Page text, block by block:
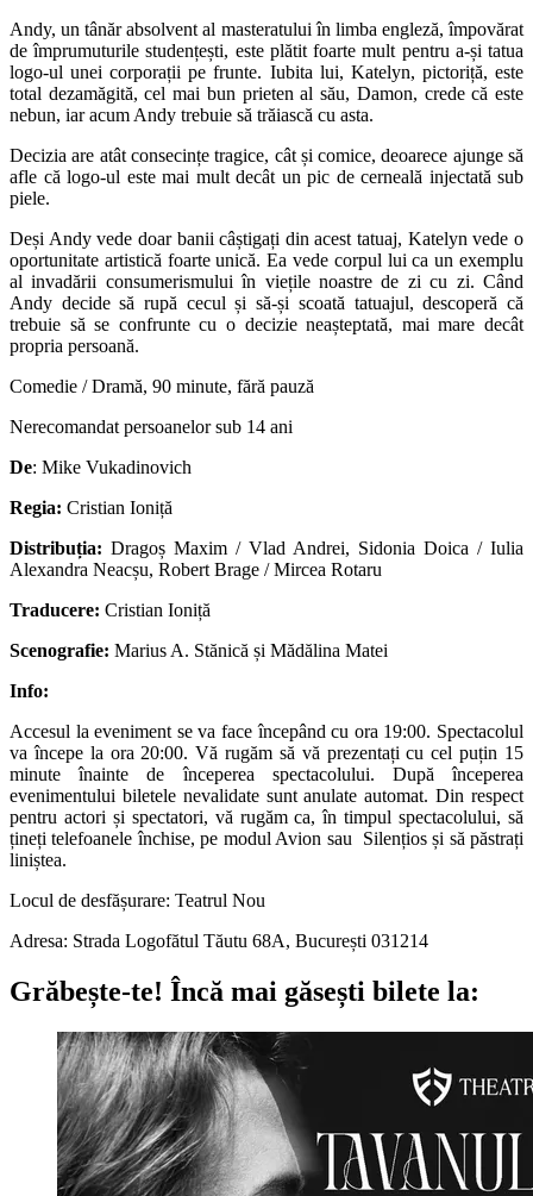
Andy, un tânăr absolvent al masteratului în limba engleză, împovărat
de împrumuturile studențești, este plătit foarte mult pentru a-și tatua
logo-ul unei corporații pe frunte. Iubita lui, Katelyn, pictoriță, este
total dezamăgită, cel mai bun prieten al său, Damon, crede că este
nebun, iar acum Andy trebuie să trăiască cu asta.
Decizia are atât consecințe tragice, cât și comice, deoarece ajunge să
afle că logo-ul este mai mult decât un pic de cerneală injectată sub
piele.
Deși Andy vede doar banii câștigați din acest tatuaj, Katelyn vede o
oportunitate artistică foarte unică. Ea vede corpul lui ca un exemplu
al invadării consumerismului în viețile noastre de zi cu zi. Când
Andy decide să rupă cecul și să-și scoată tatuajul, descoperă că
trebuie să se confrunte cu o decizie neașteptată, mai mare decât
propria persoană.
Comedie / Dramă, 90 minute, fără pauză
Nerecomandat persoanelor sub 14 ani
De: Mike Vukadinovich
Regia: Cristian Ioniță
Distribuția: Dragoș Maxim / Vlad Andrei, Sidonia Doica / Iulia
Alexandra Neacșu, Robert Brage / Mircea Rotaru
Traducere: Cristian Ioniță
Scenografie: Marius A. Stănică și Mădălina Matei
Info:
Accesul la eveniment se va face începând cu ora 19:00. Spectacolul
va începe la ora 20:00. Vă rugăm să vă prezentați cu cel puțin 15
minute înainte de începerea spectacolului. După începerea
evenimentului biletele nevalidate sunt anulate automat. Din respect
pentru actori și spectatori, vă rugăm ca, în timpul spectacolului, să
țineți telefoanele închise, pe modul Avion sau Silențios și să păstrați
liniștea.
Locul de desfășurare: Teatrul Nou
Adresa: Strada Logofătul Tăutu 68A, București 031214
Grăbește-te! Încă mai găsești bilete la: